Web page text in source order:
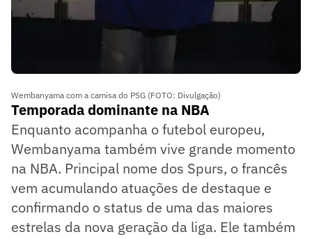
Wembanyama com a camisa do PSG (FOTO: Divulgação)
Temporada dominante na NBA
Enquanto acompanha o futebol europeu,
Wembanyama também vive grande momento
na NBA. Principal nome dos Spurs, o francês
vem acumulando atuações de destaque e
confirmando o status de uma das maiores
estrelas da nova geração da liga. Ele também